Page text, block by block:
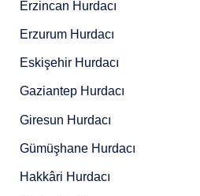
Erzincan Hurdacı
Erzurum Hurdacı
Eskişehir Hurdacı
Gaziantep Hurdacı
Giresun Hurdacı
Gümüşhane Hurdacı
Hakkâri Hurdacı